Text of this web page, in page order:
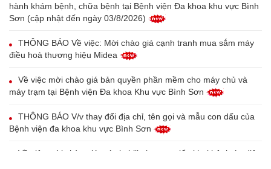
hành khám bệnh, chữa bệnh tại Bệnh viện Đa khoa khu vực Bình
Sơn (cập nhật đến ngày 03/8/2026)
THÔNG BÁO Về việc: Mời chào giá cạnh tranh mua sắm máy
điều hoà thương hiệu Midea
Về việc mời chào giá bản quyền phần mềm cho máy chủ và
máy trạm tại Bệnh viện Đa khoa Khu vực Bình Sơn
THÔNG BÁO V/v thay đổi địa chỉ, tên gọi và mẫu con dấu của
Bệnh viện đa khoa khu vực Bình Sơn
Về việc mời chào giá máy in bill phục vụ triển khai bệnh án điện